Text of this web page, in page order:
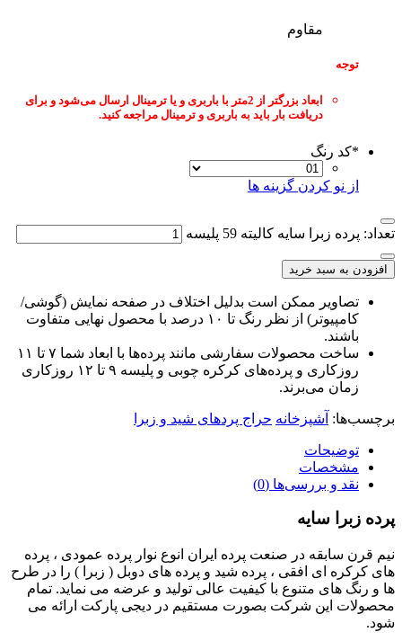
مقاوم
توجه
ابعاد بزرگتر از 2متر با باربری و یا ترمینال ارسال می‌شود و برای
دریافت بار باید به باربری و ترمینال مراجعه کنید.
کد رنگ
از نو کردن گزینه ها
پرده زبرا سایه کالیته 59 پلیسه
افزودن به سبد خرید
تصاویر ممکن است بدلیل اختلاف در صفحه نمایش (گوشی/
کامپیوتر) از نظر رنگ تا ۱۰ درصد با محصول نهایی متفاوت
باشند.
ساخت محصولات سفارشی مانند پرده‌ها با ابعاد شما ۷ تا ۱۱
روزکاری و پرده‌های کرکره چوبی و پلیسه ۹ تا ۱۲ روزکاری
زمان می‌برند.
آشپزخانه حراج پردهای شید و زبرا
توضیحات
مشخصات
نقد و بررسی‌ها (0)
زبرا سایه
قرن سابقه در صنعت پرده ایران انوع نوار پرده عمودی ، پرده
کرکره ای افقی ، پرده شید و پرده های دوبل ( زبرا ) را در طرح
و رنگ های متنوع با کیفیت عالی تولید و عرضه می نماید. تمام
این شرکت بصورت مستقیم در دیجی پارکت ارائه می